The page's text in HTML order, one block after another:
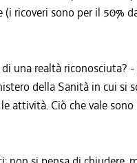
ricoveri sono per il 50%
una realtà riconosciuta?
della Sanità in cui si
attività. Ciò che vale